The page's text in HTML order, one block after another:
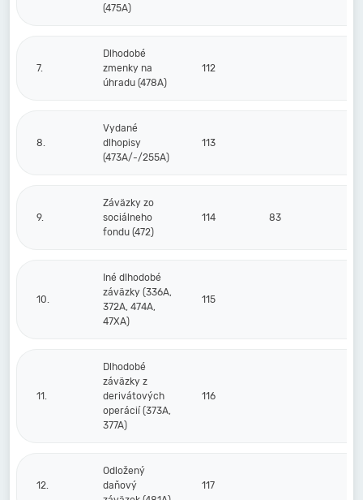
(475A)
7.
Dlhodobé
zmenky na
úhradu (478A)
112
8.
Vydané
dlhopisy
(473A/-/255A)
113
9.
Záväzky zo
sociálneho
fondu (472)
114 83
10.
Iné dlhodobé
záväzky (336A,
372A, 474A,
47XA)
115
11.
Dlhodobé
záväzky z
derivátových
operácií (373A,
377A)
116
12.
Odložený
daňový
117